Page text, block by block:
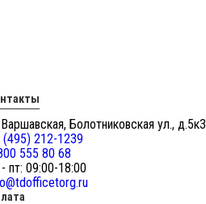
Болотниковская ул., д.5к3
(495) 212-1239
555 80 68
пт: 09:00-18:00